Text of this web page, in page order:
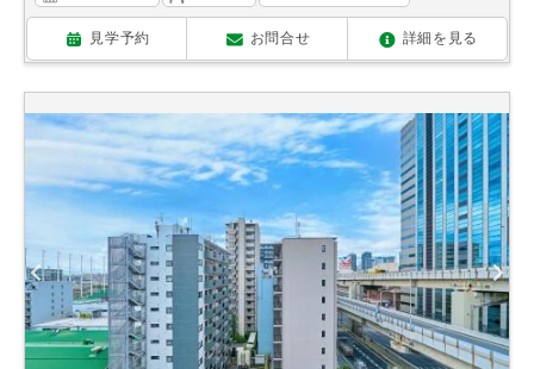
見学予約 お問合せ 詳細を見る